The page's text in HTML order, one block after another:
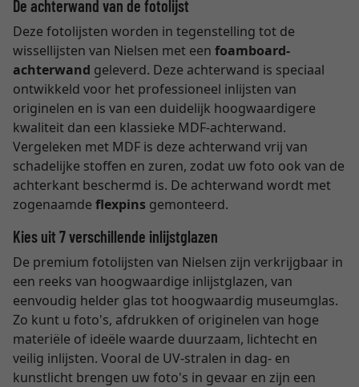
De achterwand van de fotolijst
Deze fotolijsten worden in tegenstelling tot de
wissellijsten van Nielsen met een foamboard-
achterwand geleverd. Deze achterwand is speciaal
ontwikkeld voor het professioneel inlijsten van
originelen en is van een duidelijk hoogwaardigere
kwaliteit dan een klassieke MDF-achterwand.
Vergeleken met MDF is deze achterwand vrij van
schadelijke stoffen en zuren, zodat uw foto ook van de
achterkant beschermd is. De achterwand wordt met
zogenaamde flexpins gemonteerd.
Kies uit 7 verschillende inlijstglazen
De premium fotolijsten van Nielsen zijn verkrijgbaar in
een reeks van hoogwaardige inlijstglazen, van
eenvoudig helder glas tot hoogwaardig museumglas.
Zo kunt u foto's, afdrukken of originelen van hoge
materiële of ideële waarde duurzaam, lichtecht en
veilig inlijsten. Vooral de UV-stralen in dag- en
kunstlicht brengen uw foto's in gevaar en zijn een